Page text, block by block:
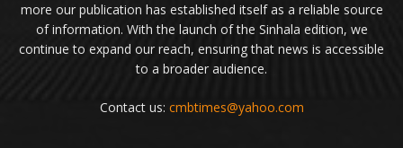
more our publication has established itself as a reliable source
of information. With the launch of the Sinhala edition, we
continue to expand our reach, ensuring that news is accessible
to a broader audience.
Contact us: cmbtimes@yahoo.com